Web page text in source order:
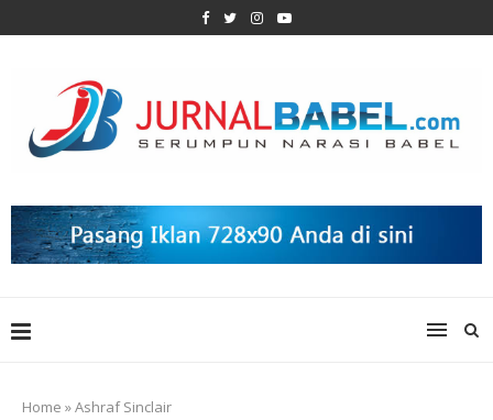
Home »Ashraf Sinclair